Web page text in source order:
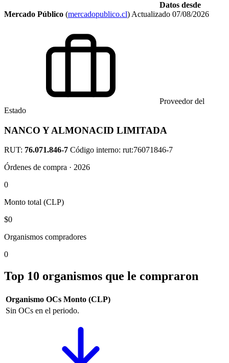
Datos desde
Mercado Público (mercadopublico.cl) Actualizado 07/08/2026
Proveedor del
Estado
NANCO Y ALMONACID LIMITADA
RUT: 76.071.846-7 Código interno: rut:76071846-7
Órdenes de compra · 2026
0
Monto total (CLP)
$0
Organismos compradores
0
Top 10 organismos que le compraron
Organismo OCs Monto (CLP)
Sin OCs en el periodo.